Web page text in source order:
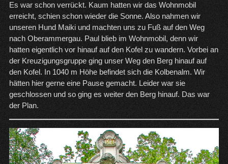
Es war schon verrückt. Kaum hatten wir das Wohnmobil
erreicht, schien schon wieder die Sonne. Also nahmen wir
unseren Hund Maiki und machten uns zu Fuß auf den Weg
nach Oberammergau. Paul blieb im Wohnmobil, denn wir
hatten eigentlich vor hinauf auf den Kofel zu wandern. Vorbei an
der Kreuzigungsgruppe ging unser Weg den Berg hinauf auf
den Kofel. In 1040 m Höhe befindet sich die Kolbenalm. Wir
hätten hier gerne eine Pause gemacht. Leider war sie
geschlossen und so ging es weiter den Berg hinauf. Das war
der Plan.